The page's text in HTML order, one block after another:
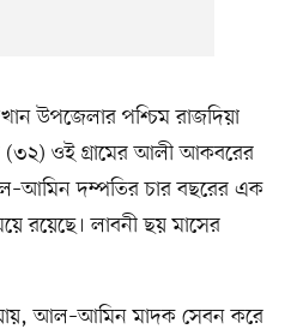
উপজেলার পশ্চিম রাজদিয়া
(৩২) ওই গ্রামের আলী আকবরের
দম্পতির চার বছরের এক
রয়েছে। লাবনী ছয় মাসের
যায়, আল–আমিন মাদক সেবন করে